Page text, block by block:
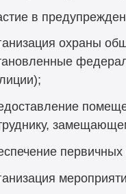
в
охраны